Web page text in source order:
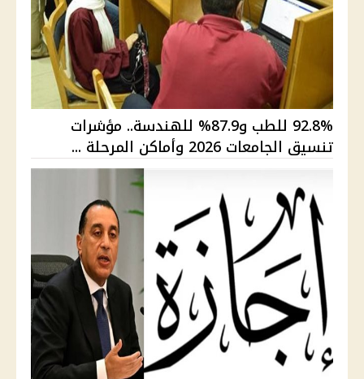
92.8% للطب و87.9% للهندسة.. مؤشرات
تنسيق الجامعات 2026 وأماكن المرحلة ...